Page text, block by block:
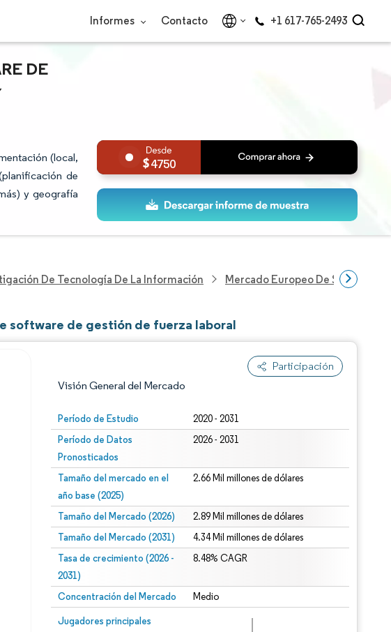
Informes Contacto +1 617-765-2493
DE
(local,
de
y geografía
4750
De Tecnología De La Información Mercado Europeo De Software
software de gestión de fuerza laboral
Participación
Visión General del Mercado
Período de Estudio 2020 - 2031
Período de Datos
Pronosticados
2026 - 2031
Tamaño del mercado en el
año base (2025)
2.66 Mil millones de dólares
Tamaño del Mercado (2026) 2.89 Mil millones de dólares
Tamaño del Mercado (2031) 4.34 Mil millones de dólares
Tasa de crecimiento (2026 -
2031)
8.48% CAGR
Concentración del Mercado Medio
Jugadores principales
Imagen © Mordor Intelligence. El uso requiere atribución según CC BY 4.0.
requiere atribución según CC BY 4.0.